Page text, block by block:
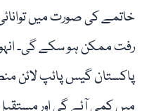
خاتمے کی صورت میں
رفت ممکن ہو سکے گی۔
پاکستان گیس پائپ لائن